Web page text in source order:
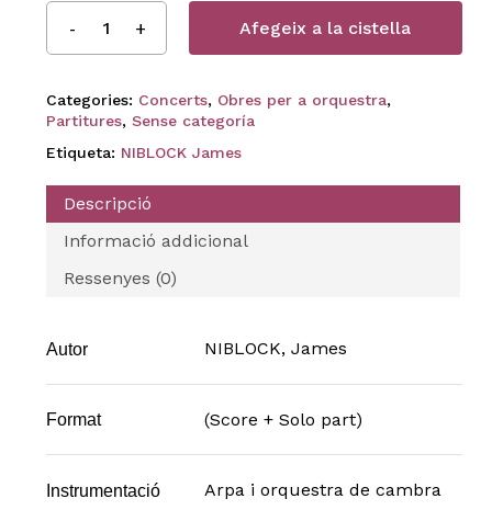
Afegeix a la cistella
Categories: Concerts, Obres per a orquestra,
Partitures, Sense categoría
Etiqueta: NIBLOCK James
Descripció
Informació addicional
Ressenyes (0)
Autor NIBLOCK, James
Format (Score + Solo part)
Instrumentació Arpa i orquestra de cambra